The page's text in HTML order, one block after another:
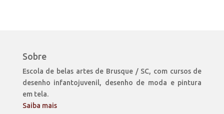
Sobre
Escola de belas artes de Brusque / SC, com cursos de
desenho infantojuvenil, desenho de moda e pintura
em tela.
Saiba mais